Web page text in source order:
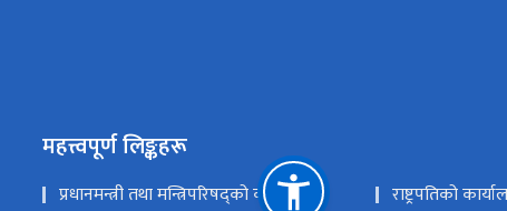
महत्त्वपूर्ण लिङ्कहरू
प्रधानमन्त्री तथा मन्त्रिपरिषद्को कार्यालय
राष्ट्रपतिको